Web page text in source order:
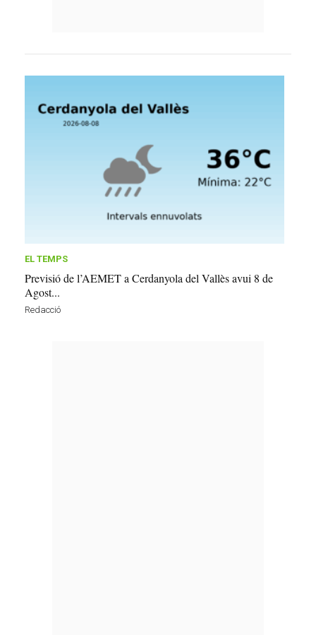
EL TEMPS
Previsió de l’AEMET a Cerdanyola del Vallès avui 8 de
Agost...
Redacció